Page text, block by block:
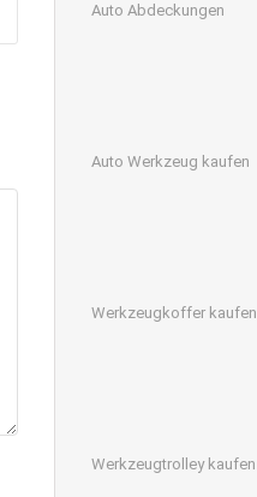
Auto Abdeckungen
Auto Werkzeug kaufen
Werkzeugkoffer kaufen
Werkzeugtrolley kaufen